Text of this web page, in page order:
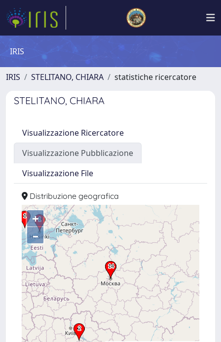
IRIS
IRIS STELITANO, CHIARA statistiche ricercatore
STELITANO, CHIARA
Visualizzazione Ricercatore
Visualizzazione Pubblicazione
Visualizzazione File
Distribuzione geografica
+
–